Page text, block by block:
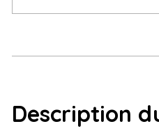
Description